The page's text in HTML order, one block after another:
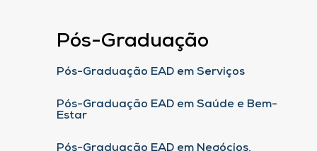
Pós-Graduação
Pós-Graduação EAD em Serviços
Pós-Graduação EAD em Saúde e Bem-
Estar
Pós-Graduação EAD em Negócios,